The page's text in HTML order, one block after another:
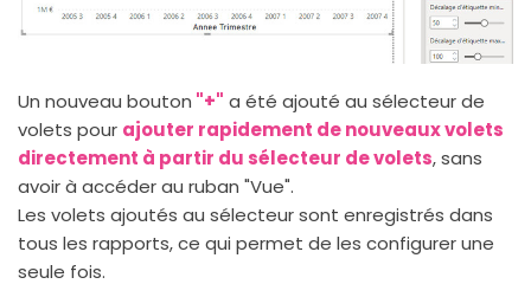
Un nouveau bouton "+" a été ajouté au sélecteur de
volets pour ajouter rapidement de nouveaux volets
directement à partir du sélecteur de volets, sans
avoir à accéder au ruban "Vue".
Les volets ajoutés au sélecteur sont enregistrés dans
tous les rapports, ce qui permet de les configurer une
seule fois.